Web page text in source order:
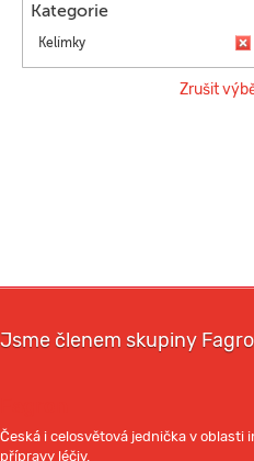
Kategorie
Kelímky
Zrušit
Jsme členem skupiny
Česká i celosvětová jednička v oblasti
přípravy léčiv.